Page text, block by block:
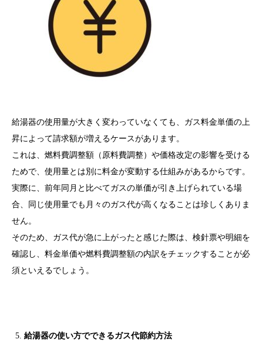
給湯器の使用量が大きく変わっていなくても、ガス料金単価の上
昇によって請求額が増えるケースがあります。
これは、燃料費調整額（原料費調整）や価格改定の影響を受ける
ためで、使用量とは別に料金が変動する仕組みがあるからです。
実際に、前年同月と比べてガスの単価が引き上げられている場
合、同じ使用量でも月々のガス代が高くなることは珍しくありま
せん。
そのため、ガス代が急に上がったと感じた際は、検針票や明細を
確認し、料金単価や燃料費調整額の内訳をチェックすることが必
須といえるでしょう。
給湯器の使い方でできるガス代節約方法